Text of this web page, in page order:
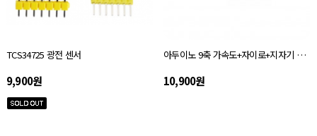
TCS34725 광전 센서
9,900원
아두이노 9축 가속도+자이로+지자기 MPU-9250
10,900원